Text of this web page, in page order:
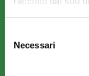
delNecessari